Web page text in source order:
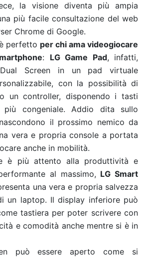
la visione diventa più ampia
più facile consultazione del web
Chrome di Google.
perfetto per chi ama videogiocare
: LG Game Pad, infatti,
Screen in un pad virtuale
con la possibilità di
un controller, disponendo i tasti
più congeniale. Addio dita sullo
il prossimo nemico da
vera e propria console a portata
anche in mobilità.
è più attento alla produttività e
al massimo, LG Smart
una vera e propria salvezza
un laptop. Il display inferiore può
tastiera per poter scrivere con
e comodità anche mentre si è in
può essere aperto come si